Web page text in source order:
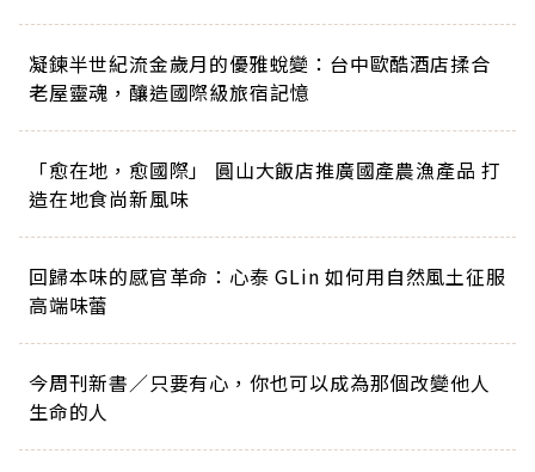
凝鍊半世紀流金歲月的優雅蛻變：台中歐酷酒店揉合
老屋靈魂，釀造國際級旅宿記憶
「愈在地，愈國際」 圓山大飯店推廣國產農漁產品 打
造在地食尚新風味
回歸本味的感官革命：心泰 GLin 如何用自然風土征服
高端味蕾
今周刊新書／只要有心，你也可以成為那個改變他人
生命的人